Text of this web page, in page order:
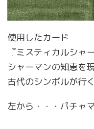
使用したカード
『ミスティカルシャ
シャーマンの知恵を現
古代のシンボルが行
左から・・・パチャ